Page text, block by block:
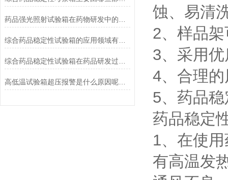
综合药品稳定性试验箱的应用领域有哪些？
高低温试验箱超压报警是什么原因呢？要如何解决？
蚀、易清
2、样品
3、采用
4、合理
5、药品
药品稳定
1、在使
有高温发